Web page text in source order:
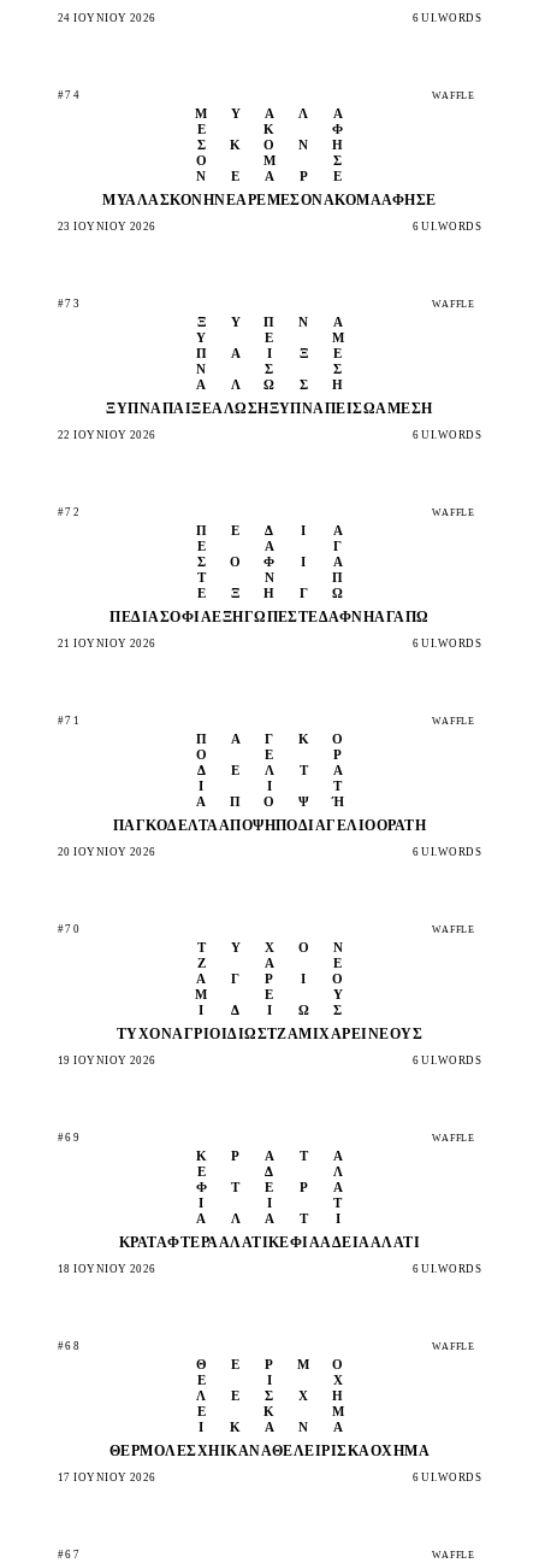
24 ΙΟΥΝΊΟΥ 2026 6 UI.WORDS
#74 WAFFLE
Μ Υ Α Λ
Ά
Έ
Κ
Φ
Σ
Κ Ό Ν
Η
Ο
Μ
Σ
Ν
Ε Α Ρ Έ
ΜΥΑΛΆΣΚΌΝΗΝΕΑΡΈΜΈΣΟΝΑΚΌΜΑΆΦΗΣΈ
23 ΙΟΥΝΊΟΥ 2026 6 UI.WORDS
#73 WAFFLE
Ξ Υ Π Ν
Ά
Υ
Ε
Μ
Π
Α Ί Ξ
Ε
Ν
Σ
Σ
Ά
Λ Ω Σ Η
ΞΥΠΝΆΠΑΊΞΕΆΛΩΣΗΞΥΠΝΆΠΕΊΣΩΆΜΕΣΗ
22 ΙΟΥΝΊΟΥ 2026 6 UI.WORDS
#72 WAFFLE
Π Ε Δ Ί
Α
Έ
Ά
Γ
Σ
Ο Φ Ί
Α
Τ
Ν
Π
Ε
Ξ Η Γ Ώ
ΠΕΔΊΑΣΟΦΊΑΕΞΗΓΏΠΈΣΤΕΔΆΦΝΗΑΓΑΠΏ
21 ΙΟΥΝΊΟΥ 2026 6 UI.WORDS
#71 WAFFLE
Π Ά Γ Κ
Ο
Ο
Έ
Ρ
Δ
Έ Λ Τ
Α
Ι
Ι
Τ
Ά
Π Ο Ψ Ή
ΠΆΓΚΟΔΈΛΤΑΆΠΟΨΉΠΟΔΙΆΓΈΛΙΟΟΡΑΤΉ
20 ΙΟΥΝΊΟΥ 2026 6 UI.WORDS
#70 WAFFLE
Τ Υ Χ Ό
Ν
Ζ
Α
Έ
Ά
Γ Ρ Ι
Ο
Μ
Ε
Υ
Ι
Δ Ί Ω Σ
ΤΥΧΌΝΆΓΡΙΟΙΔΊΩΣΤΖΆΜΙΧΑΡΕΊΝΈΟΥΣ
19 ΙΟΥΝΊΟΥ 2026 6 UI.WORDS
#69 WAFFLE
Κ Ρ Ά Τ
Α
Έ
Δ
Λ
Φ
Τ Ε Ρ
Ά
Ι
Ι
Τ
Α
Λ Ά Τ Ι
ΚΡΆΤΑΦΤΕΡΆΑΛΆΤΙΚΈΦΙΑΆΔΕΙΆΑΛΆΤΙ
18 ΙΟΥΝΊΟΥ 2026 6 UI.WORDS
#68 WAFFLE
Θ Ε Ρ Μ
Ό
Έ
Ί
Χ
Λ
Έ Σ Χ
Η
Ε
Κ
Μ
Ι
Κ Α Ν Ά
ΘΕΡΜΌΛΈΣΧΗΙΚΑΝΆΘΈΛΕΙΡΊΣΚΑΌΧΗΜΆ
17 ΙΟΥΝΊΟΥ 2026 6 UI.WORDS
#67 WAFFLE